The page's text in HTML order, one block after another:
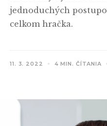
jednoduchých
celkom hračka.
11. 3. 2022 4 MIN. ČÍTANIA